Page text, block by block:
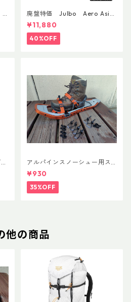
廃盤特価 Julbo Aero Asia
nFit
¥11,880
40%OFF
アルパインスノーシュー用ス
トラップキャッチ(ペア)
¥930
35%OFF
他の商品